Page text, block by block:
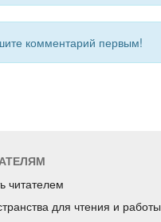
комментарий первым!
читателем
для чтения и работы